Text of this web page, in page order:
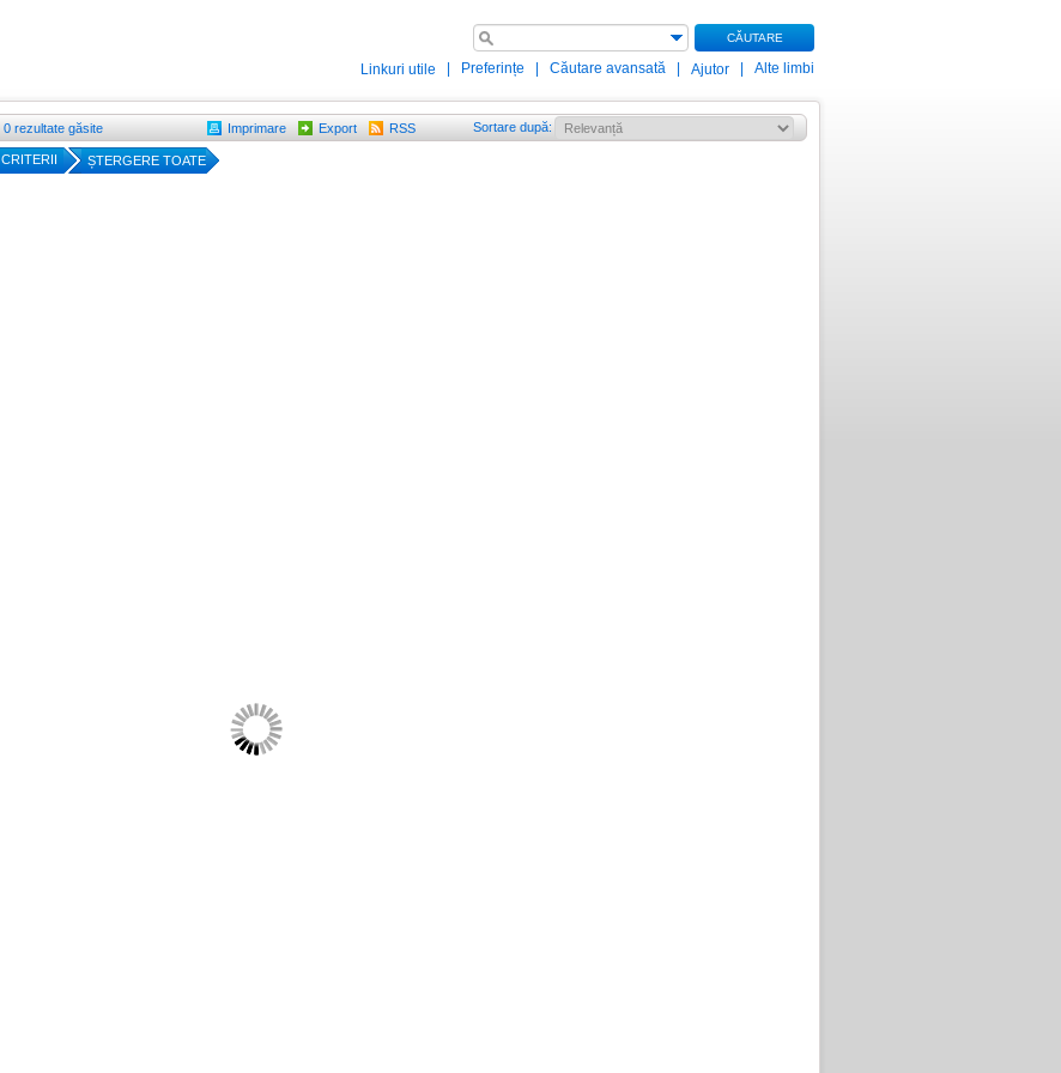
CĂUTARE
Linkuri utile Preferințe Căutare avansată Ajutor Alte limbi
0 rezultate găsite Imprimare Export RSS Sortare după:
CRITERII ȘTERGERE TOATE